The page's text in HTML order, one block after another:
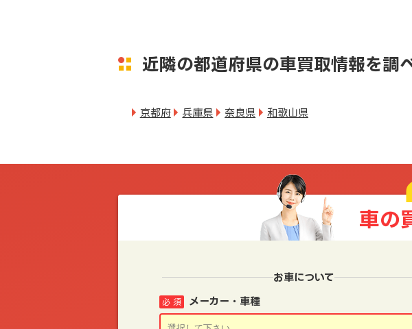
近隣の都道府県の車買取情報を調
京都府 兵庫県 奈良県 和歌山県
車の
お車について
メーカー・車種
必 須